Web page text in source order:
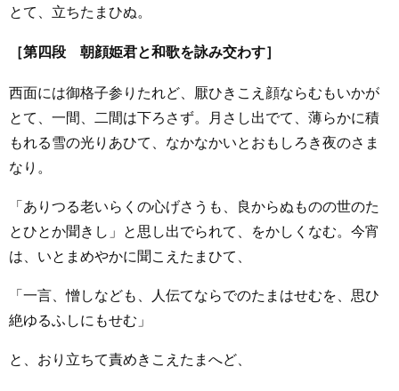
とて、立ちたまひぬ。
［第四段 朝顔姫君と和歌を詠み交わす］
西面には御格子参りたれど、厭ひきこえ顔ならむもいかが
とて、一間、二間は下ろさず。月さし出でて、薄らかに積
もれる雪の光りあひて、なかなかいとおもしろき夜のさま
なり。
「ありつる老いらくの心げさうも、良からぬものの世のた
とひとか聞きし」と思し出でられて、をかしくなむ。今宵
は、いとまめやかに聞こえたまひて、
「一言、憎しなども、人伝てならでのたまはせむを、思ひ
絶ゆるふしにもせむ」
と、おり立ちて責めきこえたまへど、